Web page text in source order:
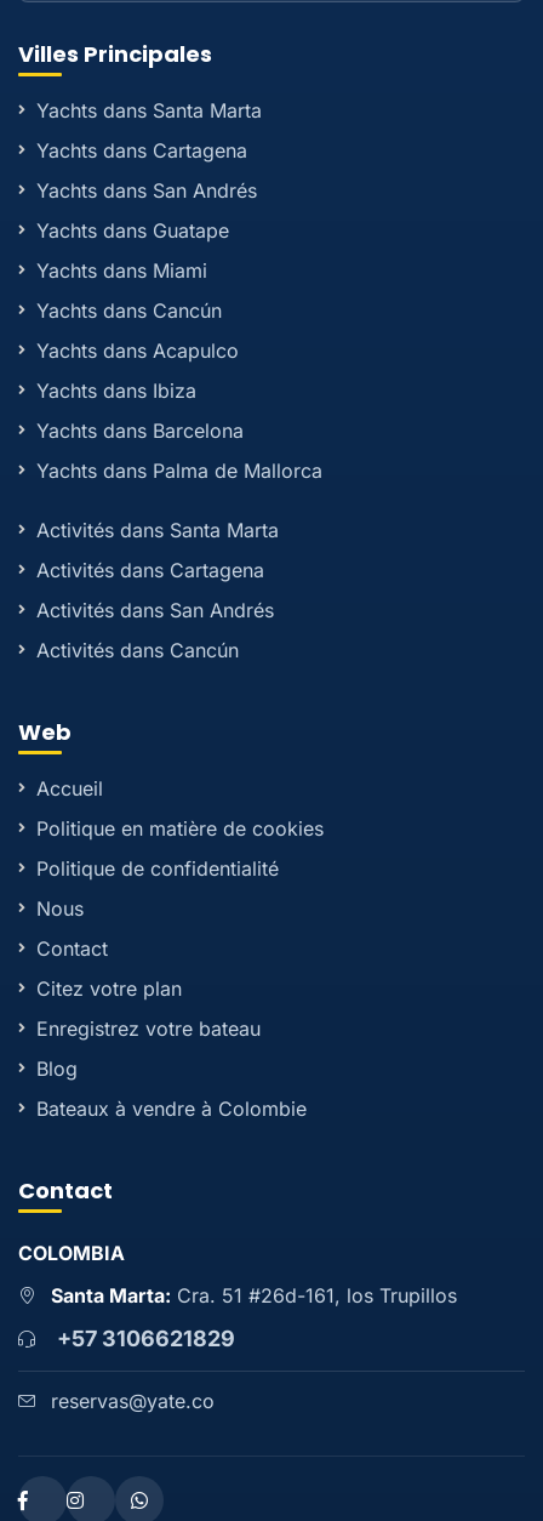
Villes Principales
Yachts dans Santa Marta
Yachts dans Cartagena
Yachts dans San Andrés
Yachts dans Guatape
Yachts dans Miami
Yachts dans Cancún
Yachts dans Acapulco
Yachts dans Ibiza
Yachts dans Barcelona
Yachts dans Palma de Mallorca
Activités dans Santa Marta
Activités dans Cartagena
Activités dans San Andrés
Activités dans Cancún
Web
Accueil
Politique en matière de cookies
Politique de confidentialité
Nous
Contact
Citez votre plan
Enregistrez votre bateau
Blog
Bateaux à vendre à Colombie
Contact
COLOMBIA
Santa Marta: Cra. 51 #26d-161, los Trupillos
+57 3106621829
reservas@yate.co